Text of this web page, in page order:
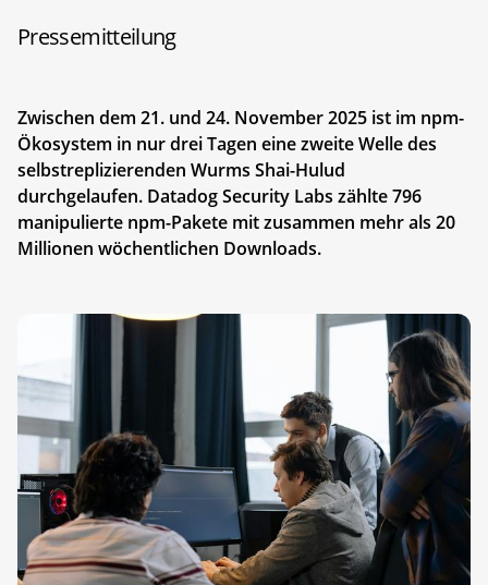
Pressemitteilung
Zwischen dem 21. und 24. November 2025 ist im npm-
Ökosystem in nur drei Tagen eine zweite Welle des
selbstreplizierenden Wurms Shai-Hulud
durchgelaufen. Datadog Security Labs zählte 796
manipulierte npm-Pakete mit zusammen mehr als 20
Millionen wöchentlichen Downloads.